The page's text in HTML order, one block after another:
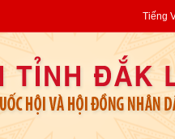
Tiếng